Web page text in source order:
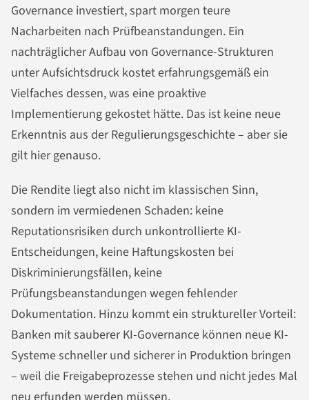
Governance investiert, spart morgen teure
Nacharbeiten nach Prüfbeanstandungen. Ein
nachträglicher Aufbau von Governance-Strukturen
unter Aufsichtsdruck kostet erfahrungsgemäß ein
Vielfaches dessen, was eine proaktive
Implementierung gekostet hätte. Das ist keine neue
Erkenntnis aus der Regulierungsgeschichte – aber sie
gilt hier genauso.
Die Rendite liegt also nicht im klassischen Sinn,
sondern im vermiedenen Schaden: keine
Reputationsrisiken durch unkontrollierte KI-
Entscheidungen, keine Haftungskosten bei
Diskriminierungsfällen, keine
Prüfungsbeanstandungen wegen fehlender
Dokumentation. Hinzu kommt ein struktureller Vorteil:
Banken mit sauberer KI-Governance können neue KI-
Systeme schneller und sicherer in Produktion bringen
– weil die Freigabeprozesse stehen und nicht jedes Mal